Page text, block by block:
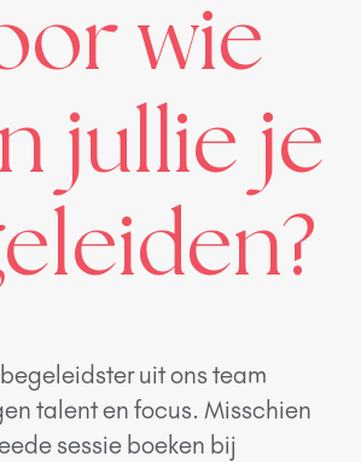
wie
jullie je
uit ons team
talent en focus. Misschien
sessie boeken bij